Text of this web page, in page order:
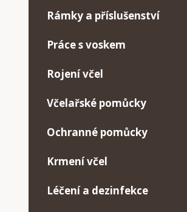
Rámky a příslušenství
Práce s voskem
Rojení včel
Včelařské pomůcky
Ochranné pomůcky
Krmení včel
Léčení a dezinfekce